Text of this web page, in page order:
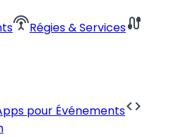
settings_input_antennaRégies & Servicescable
pour Événementscode